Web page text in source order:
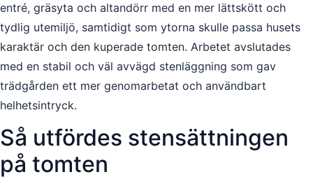
entré, gräsyta och altandörr med en mer lättskött och
tydlig utemiljö, samtidigt som ytorna skulle passa husets
karaktär och den kuperade tomten. Arbetet avslutades
med en stabil och väl avvägd stenläggning som gav
trädgården ett mer genomarbetat och användbart
helhetsintryck.
Så utfördes stensättningen
på tomten